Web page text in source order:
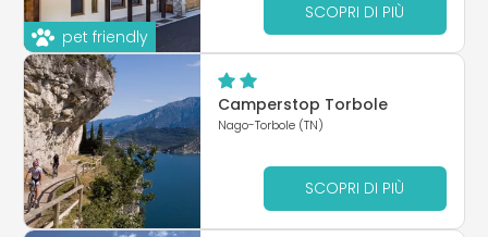
pet friendly
SCOPRI DI PIÙ
Camperstop Torbole
Nago-Torbole (TN)
SCOPRI DI PIÙ